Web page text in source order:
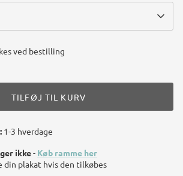
ved bestilling
TILFØJ TIL KURV
1-3 hverdage
ikke- Køb ramme her
plakat hvis den tilkøbes